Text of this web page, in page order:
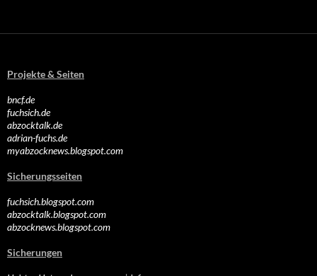
Projekte & Seiten
bncf.de
fuchsich.de
abzocktalk.de
adrian-fuchs.de
myabzocknews.blogspot.com
Sicherungsseiten
fuchsich.blogspot.com
abzocktalk.blogspot.com
abzocknews.blogspot.com
Sicherungen